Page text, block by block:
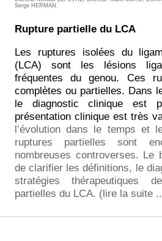
Serge HERMAN .
Rupture partielle du LCA
Les ruptures isolées du
(LCA) sont les lésions
fréquentes du genou. Ces
complètes ou partielles. Dans
le diagnostic clinique est
présentation clinique est très
l’évolution dans le temps et
ruptures partielles sont
nombreuses controverses.
de clarifier les définitions, le
stratégies thérapeutiques
partielles du LCA. (lire la suite